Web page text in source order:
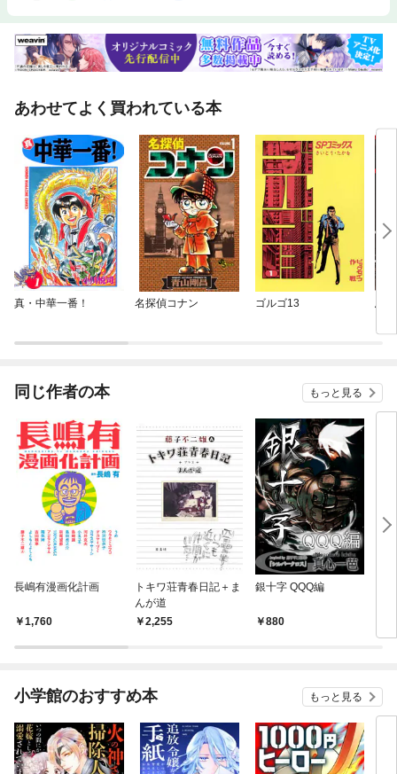
あわせてよく買われている本
真・中華一番！ 名探偵コナン ゴルゴ13
忌
同じ作者の本 もっと見る
長嶋有漫画化計画
1,760
トキワ荘青春日記＋ま
んが道
2,255
銀十字 QQQ編
880
小学館のおすすめ本 もっと見る